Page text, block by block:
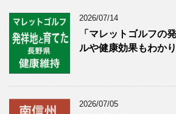
2026/07/14
「マレットゴルフの
ルや健康効果もわか
2026/07/05